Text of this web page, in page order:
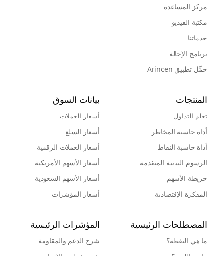
مركز المساعدة
مكتبة الفيديو
خدماتنا
برنامج الإحالة
حمِّل تطبيق Arincen
المنتجات
تعلم التداول
أداة حاسبة المخاطر
أداة حاسبة النقاط
الرسوم البيانية المتقدمة
خريطة الأسهم
المفكرة الإقتصادية
بيانات السوق
أسعار العملات
أسعار السلع
أسعار العملات الرقمية
أسعار الأسهم الأمريكية
أسعار الأسهم السعودية
أسعار المؤشرات
المصطلحات الرئيسية
ما هي النقطة؟
المؤشرات الرئيسية
شرح الدعم والمقاومة